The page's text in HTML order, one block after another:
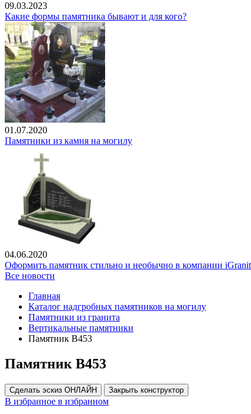
09.03.2023
Какие формы памятника бывают и для кого?
01.07.2020
Памятники из камня на могилу
04.06.2020
Оформить памятник стильно и необычно в компании iGranit
Все новости
Главная
Каталог надгробных памятников на могилу
Памятники из гранита
Вертикальные памятники
Памятник В453
Памятник В453
Сделать эскиз ОНЛАЙН Закрыть конструктор
В избранное в избранном